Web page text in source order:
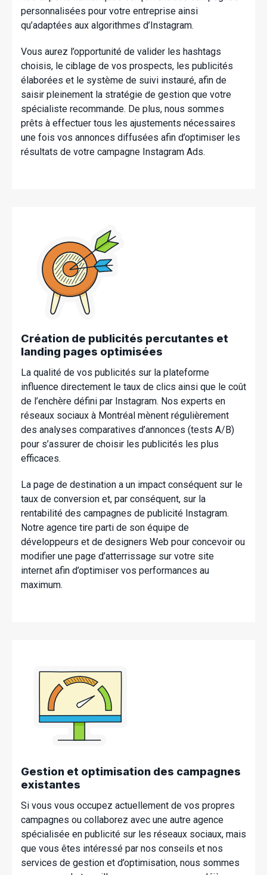
personnalisées pour votre entreprise ainsi
qu’adaptées aux algorithmes d’Instagram.
Vous aurez l’opportunité de valider les hashtags
choisis, le ciblage de vos prospects, les publicités
élaborées et le système de suivi instauré, afin de
saisir pleinement la stratégie de gestion que votre
spécialiste recommande. De plus, nous sommes
prêts à effectuer tous les ajustements nécessaires
une fois vos annonces diffusées afin d’optimiser les
résultats de votre campagne Instagram Ads.
Création de publicités percutantes et
landing pages optimisées
La qualité de vos publicités sur la plateforme
influence directement le taux de clics ainsi que le coût
de l’enchère défini par Instagram. Nos experts en
réseaux sociaux à Montréal mènent régulièrement
des analyses comparatives d’annonces (tests A/B)
pour s’assurer de choisir les publicités les plus
efficaces.
La page de destination a un impact conséquent sur le
taux de conversion et, par conséquent, sur la
rentabilité des campagnes de publicité Instagram.
Notre agence tire parti de son équipe de
développeurs et de designers Web pour concevoir ou
modifier une page d’atterrissage sur votre site
internet afin d’optimiser vos performances au
maximum.
Gestion et optimisation des campagnes
existantes
Si vous vous occupez actuellement de vos propres
campagnes ou collaborez avec une autre agence
spécialisée en publicité sur les réseaux sociaux, mais
que vous êtes intéressé par nos conseils et nos
services de gestion et d’optimisation, nous sommes